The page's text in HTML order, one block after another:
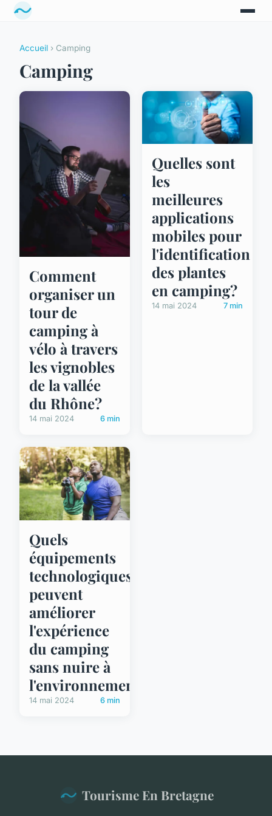
Accueil › Camping
Camping
Comment
organiser un
tour de
camping à
vélo à travers
les vignobles
de la vallée
du Rhône?
14 mai 2024 6 min
Quelles sont
les
meilleures
applications
mobiles pour
l'identification
des plantes
en camping?
14 mai 2024 7 min
Quels
équipements
technologiques
peuvent
améliorer
l'expérience
du camping
sans nuire à
l'environnement?
14 mai 2024 6 min
Tourisme En Bretagne